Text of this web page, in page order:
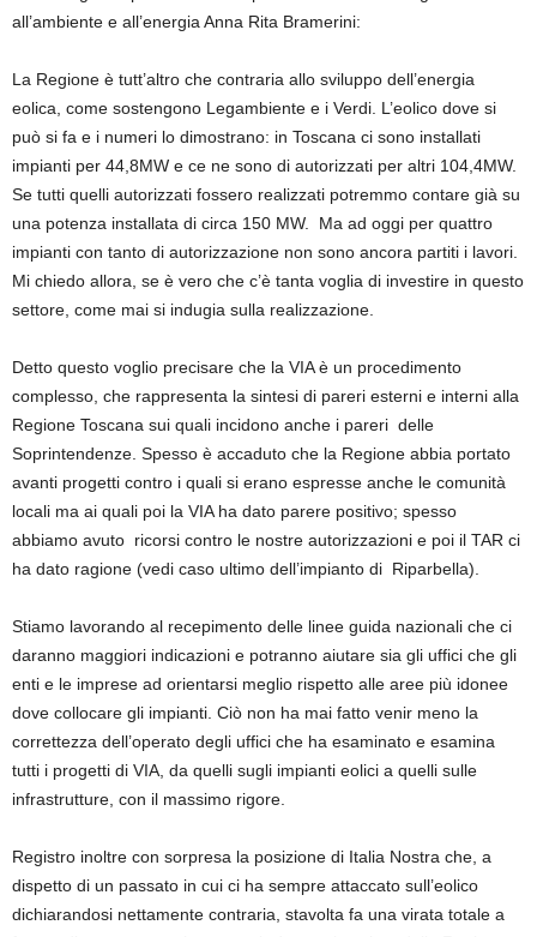
all’ambiente e all’energia Anna Rita Bramerini:
La Regione è tutt’altro che contraria allo sviluppo dell’energia
eolica, come sostengono Legambiente e i Verdi. L’eolico dove si
può si fa e i numeri lo dimostrano: in Toscana ci sono installati
impianti per 44,8MW e ce ne sono di autorizzati per altri 104,4MW.
Se tutti quelli autorizzati fossero realizzati potremmo contare già su
una potenza installata di circa 150 MW. Ma ad oggi per quattro
impianti con tanto di autorizzazione non sono ancora partiti i lavori.
Mi chiedo allora, se è vero che c’è tanta voglia di investire in questo
settore, come mai si indugia sulla realizzazione.
Detto questo voglio precisare che la VIA è un procedimento
complesso, che rappresenta la sintesi di pareri esterni e interni alla
Regione Toscana sui quali incidono anche i pareri delle
Soprintendenze. Spesso è accaduto che la Regione abbia portato
avanti progetti contro i quali si erano espresse anche le comunità
locali ma ai quali poi la VIA ha dato parere positivo; spesso
abbiamo avuto ricorsi contro le nostre autorizzazioni e poi il TAR ci
ha dato ragione (vedi caso ultimo dell’impianto di Riparbella).
Stiamo lavorando al recepimento delle linee guida nazionali che ci
daranno maggiori indicazioni e potranno aiutare sia gli uffici che gli
enti e le imprese ad orientarsi meglio rispetto alle aree più idonee
dove collocare gli impianti. Ciò non ha mai fatto venir meno la
correttezza dell’operato degli uffici che ha esaminato e esamina
tutti i progetti di VIA, da quelli sugli impianti eolici a quelli sulle
infrastrutture, con il massimo rigore.
Registro inoltre con sorpresa la posizione di Italia Nostra che, a
dispetto di un passato in cui ci ha sempre attaccato sull’eolico
dichiarandosi nettamente contraria, stavolta fa una virata totale a